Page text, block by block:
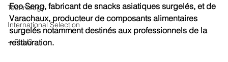
Technology
International Selection
+ PLUS
Foo Seng, fabricant de snacks asiatiques surgelés, et de
Varachaux, producteur de composants alimentaires
surgelés notamment destinés aux professionnels de la
restauration.